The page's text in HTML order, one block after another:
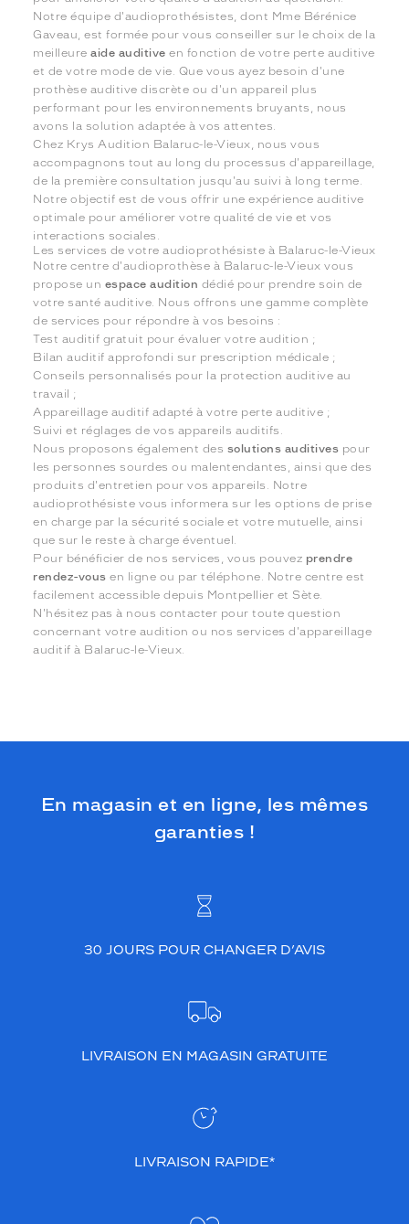
Notre équipe d'audioprothésistes, dont Mme Bérénice
Gaveau, est formée pour vous conseiller sur le choix de la
meilleureaide auditive en fonction de votre perte auditive
et de votre mode de vie. Que vous ayez besoin d'une
prothèse auditive discrète ou d'un appareil plus
performant pour les environnements bruyants, nous
avons la solution adaptée à vos attentes.
Chez Krys Audition Balaruc-le-Vieux, nous vous
accompagnons tout au long du processus d'appareillage,
de la première consultation jusqu'au suivi à long terme.
Notre objectif est de vous offrir une expérience auditive
optimale pour améliorer votre qualité de vie et vos
interactions sociales.
Les services de votre audioprothésiste à Balaruc-le-Vieux
Notre centre d'audioprothèse à Balaruc-le-Vieux vous
propose un espace audition dédié pour prendre soin de
votre santé auditive. Nous offrons une gamme complète
de services pour répondre à vos besoins :
Test auditif gratuit pour évaluer votre audition ;
Bilan auditif approfondi sur prescription médicale ;
Conseils personnalisés pour la protection auditive au
travail ;
Appareillage auditif adapté à votre perte auditive ;
Suivi et réglages de vos appareils auditifs.
Nous proposons également des solutions auditives pour
les personnes sourdes ou malentendantes, ainsi que des
produits d'entretien pour vos appareils. Notre
audioprothésiste vous informera sur les options de prise
en charge par la sécurité sociale et votre mutuelle, ainsi
que sur le reste à charge éventuel.
Pour bénéficier de nos services, vous pouvez prendre
rendez-vous en ligne ou par téléphone. Notre centre est
facilement accessible depuis Montpellier et Sète.
N'hésitez pas à nous contacter pour toute question
concernant votre audition ou nos services d'appareillage
auditif à Balaruc-le-Vieux.
En magasin et en ligne, les mêmes
garanties !
30 JOURS POUR CHANGER D’AVIS
LIVRAISON EN MAGASIN GRATUITE
LIVRAISON RAPIDE*